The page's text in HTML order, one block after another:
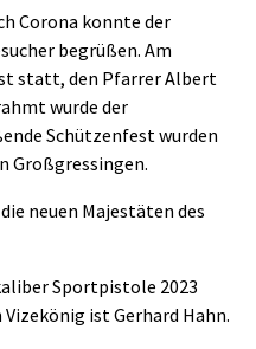
Corona konnte der
begrüßen. Am
statt, den Pfarrer Albert
wurde der
Schützenfest wurden
Großgressingen.
neuen Majestäten des
Sportpistole 2023
ist Gerhard Hahn.